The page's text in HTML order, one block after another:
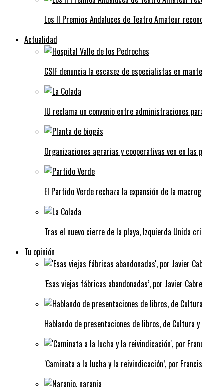
Los II Premios Andaluces de Teatro Amateur
Actualidad
CSIF denuncia la escasez de especialistas en
IU reclama un convenio entre administraciones
Organizaciones agrarias y cooperativas ven en las
El Partido Verde rechaza la expansión de la
Tras el nuevo cierre de la playa, Izquierda Unida
Tu opinión
‘Esas viejas fábricas abandonadas’, por Javier
Hablando de presentaciones de libros, de Cultura
‘Caminata a la lucha y la reivindicación’, por